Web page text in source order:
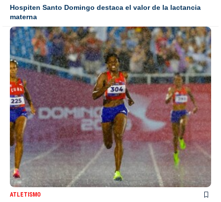
Hospiten Santo Domingo destaca el valor de la lactancia
materna
ATLETISMO